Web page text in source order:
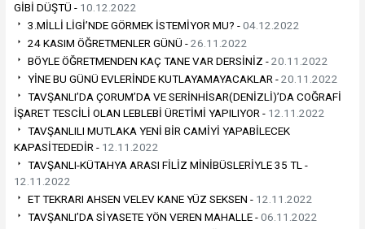
GİBİ DÜŞTÜ - 10.12.2022
3.MİLLİ LİGİ’NDE GÖRMEK İSTEMİYOR MU? -04.12.2022
24 KASIM ÖĞRETMENLER GÜNÜ -26.11.2022
BÖYLE ÖĞRETMENDEN KAÇ TANE VAR DERSİNİZ -20.11.2022
YİNE BU GÜNÜ EVLERİNDE KUTLAYAMAYACAKLAR -20.11.2022
TAVŞANLI’DA ÇORUM’DA VE SERİNHİSAR(DENİZLİ)’DA COĞRAFİ
İŞARET TESCİLİ OLAN LEBLEBİ ÜRETİMİ YAPILIYOR - 12.11.2022
TAVŞANLILI MUTLAKA YENİ BİR CAMİYİ YAPABİLECEK
KAPASİTEDEDİR - 12.11.2022
TAVŞANLI-KÜTAHYA ARASI FİLİZ MİNİBÜSLERİYLE 35 TL -
12.11.2022
ET TEKRARI AHSEN VELEV KANE YÜZ SEKSEN - 12.11.2022
TAVŞANLI’DA SİYASETE YÖN VEREN MAHALLE -06.11.2022